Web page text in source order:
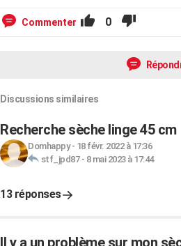
Commenter 0
Discussions similaires
Recherche sèche linge 45 cm
Domhappy- 18 févr. 2022 à 17:36
stf_jpd87- 8 mai 2023 à 17:44
13 réponses
Il y a un problème sur mon